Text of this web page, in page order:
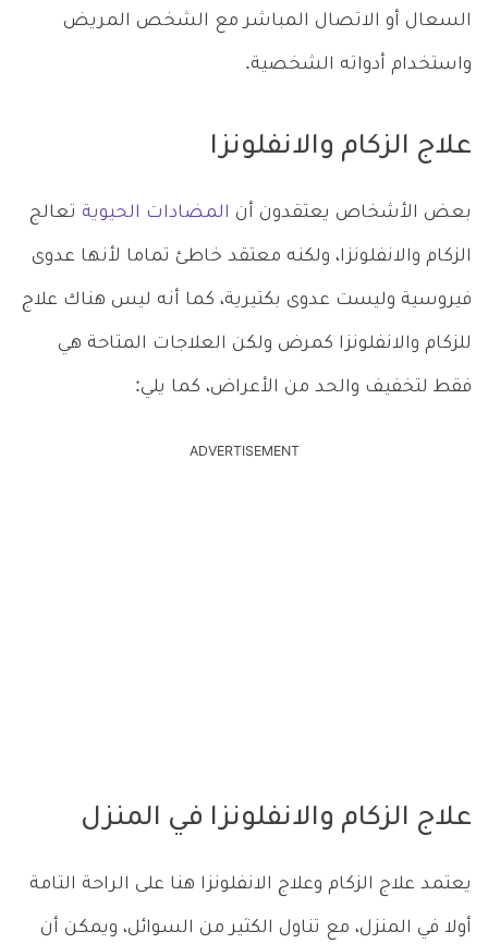
السعال أو الاتصال المباشر مع الشخص المريض
واستخدام أدواته الشخصية.
علاج الزكام والانفلونزا
بعض الأشخاص يعتقدون أن المضادات الحيوية تعالج
الزكام والانفلونزا، ولكنه معتقد خاطئ تماما لأنها عدوى
فيروسية وليست عدوى بكتيرية، كما أنه ليس هناك علاج
للزكام والانفلونزا كمرض ولكن العلاجات المتاحة هي
فقط لتخفيف والحد من الأعراض، كما يلي:
ADVERTISEMENT
علاج الزكام والانفلونزا في المنزل
يعتمد علاج الزكام وعلاج الانفلونزا هنا على الراحة التامة
أولا في المنزل، مع تناول الكثير من السوائل، ويمكن أن